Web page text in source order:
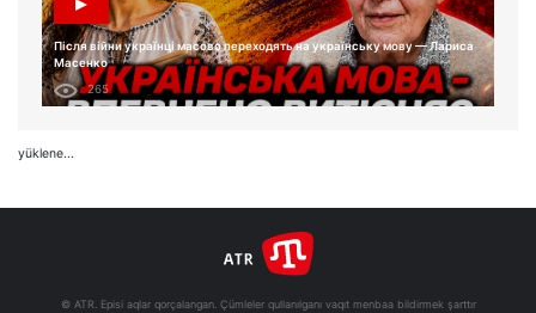
Після війни українці масово переходять на українську мову — Лариса
Масенко
265
yüklene...
© ATR. Episi aqlar qorçalangan. Çümleler qullanılganı vaqıt menbaa bildirmek şarttır